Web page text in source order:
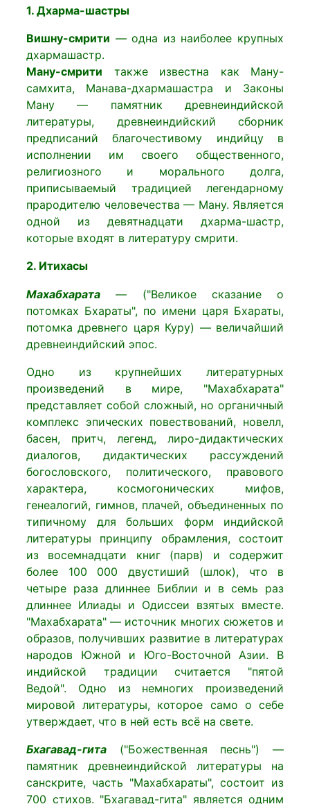
1. Дхарма-шастры
Вишну-смрити — одна из наиболее крупных
дхармашастр.
Ману-смрити также известна как Ману-
самхита, Манава-дхармашастра и Законы
Ману — памятник древнеиндийской
литературы, древнеиндийский сборник
предписаний благочестивому индийцу в
исполнении им своего общественного,
религиозного и морального долга,
приписываемый традицией легендарному
прародителю человечества — Ману. Является
одной из девятнадцати дхарма-шастр,
которые входят в литературу смрити.
2. Итихасы
Махабхарата — ("Великое сказание о
потомках Бхараты", по имени царя Бхараты,
потомка древнего царя Куру) — величайший
древнеиндийский эпос.
Одно из крупнейших литературных
произведений в мире, "Махабхарата"
представляет собой сложный, но органичный
комплекс эпических повествований, новелл,
басен, притч, легенд, лиро-дидактических
диалогов, дидактических рассуждений
богословского, политического, правового
характера, космогонических мифов,
генеалогий, гимнов, плачей, объединенных по
типичному для больших форм индийской
литературы принципу обрамления, состоит
из восемнадцати книг (парв) и содержит
более 100 000 двустиший (шлок), что в
четыре раза длиннее Библии и в семь раз
длиннее Илиады и Одиссеи взятых вместе.
"Махабхарата" — источник многих сюжетов и
образов, получивших развитие в литературах
народов Южной и Юго-Восточной Азии. В
индийской традиции считается "пятой
Ведой". Одно из немногих произведений
мировой литературы, которое само о себе
утверждает, что в ней есть всё на свете.
Бхагавад-гита ("Божественная песнь") —
памятник древнеиндийской литературы на
санскрите, часть "Махабхараты", состоит из
700 стихов. "Бхагавад-гита" является одним